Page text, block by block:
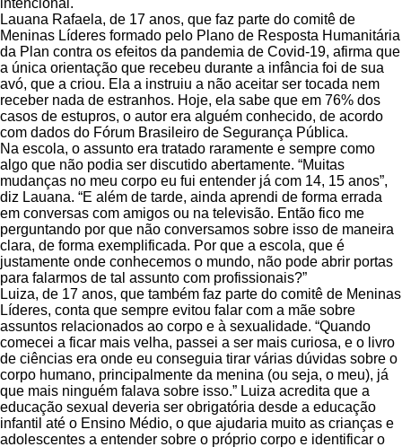
Lauana Rafaela, de 17 anos, que faz parte do comitê de
Meninas Líderes formado pelo Plano de Resposta Humanitária
da Plan contra os efeitos da pandemia de Covid-19, afirma que
a única orientação que recebeu durante a infância foi de sua
avó, que a criou. Ela a instruiu a não aceitar ser tocada nem
receber nada de estranhos. Hoje, ela sabe que em 76% dos
casos de estupros, o autor era alguém conhecido, de acordo
com dados do Fórum Brasileiro de Segurança Pública.
Na escola, o assunto era tratado raramente e sempre como
algo que não podia ser discutido abertamente. “Muitas
mudanças no meu corpo eu fui entender já com 14, 15 anos”,
diz Lauana. “E além de tarde, ainda aprendi de forma errada
em conversas com amigos ou na televisão. Então fico me
perguntando por que não conversamos sobre isso de maneira
clara, de forma exemplificada. Por que a escola, que é
justamente onde conhecemos o mundo, não pode abrir portas
para falarmos de tal assunto com profissionais?”
Luiza, de 17 anos, que também faz parte do comitê de Meninas
Líderes, conta que sempre evitou falar com a mãe sobre
assuntos relacionados ao corpo e à sexualidade. “Quando
comecei a ficar mais velha, passei a ser mais curiosa, e o livro
de ciências era onde eu conseguia tirar várias dúvidas sobre o
corpo humano, principalmente da menina (ou seja, o meu), já
que mais ninguém falava sobre isso.” Luiza acredita que a
educação sexual deveria ser obrigatória desde a educação
infantil até o Ensino Médio, o que ajudaria muito as crianças e
adolescentes a entender sobre o próprio corpo e identificar o